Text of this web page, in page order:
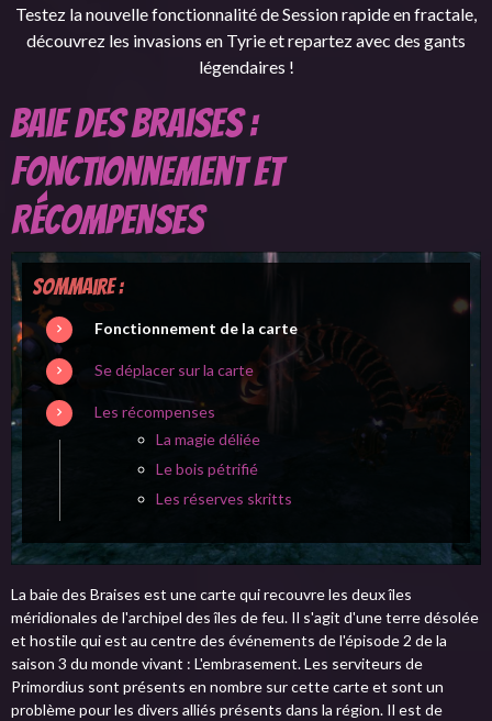
Testez la nouvelle fonctionnalité de Session rapide en fractale,
découvrez les invasions en Tyrie et repartez avec des gants
légendaires !
Baie des Braises :
Fonctionnement et
récompenses
Sommaire :
Fonctionnement de la carte
Se déplacer sur la carte
Les récompenses
La magie déliée
Le bois pétrifié
Les réserves skritts
La baie des Braises est une carte qui recouvre les deux îles
méridionales de l'archipel des îles de feu. Il s'agit d'une terre désolée
et hostile qui est au centre des événements de l'épisode 2 de la
saison 3 du monde vivant : L'embrasement. Les serviteurs de
Primordius sont présents en nombre sur cette carte et sont un
problème pour les divers alliés présents dans la région. Il est de